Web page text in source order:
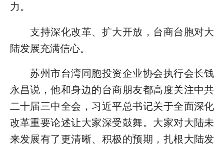
力。
支持深化改革、扩大开放，台商台胞对大
陆发展充满信心。
苏州市台湾同胞投资企业协会执行会长钱
永昌说，他和身边的台商朋友都高度关注中共
二十届三中全会，习近平总书记关于全面深化
改革重要论述让大家深受鼓舞。大家对大陆未
来发展有了更清晰、积极的预期，扎根大陆发